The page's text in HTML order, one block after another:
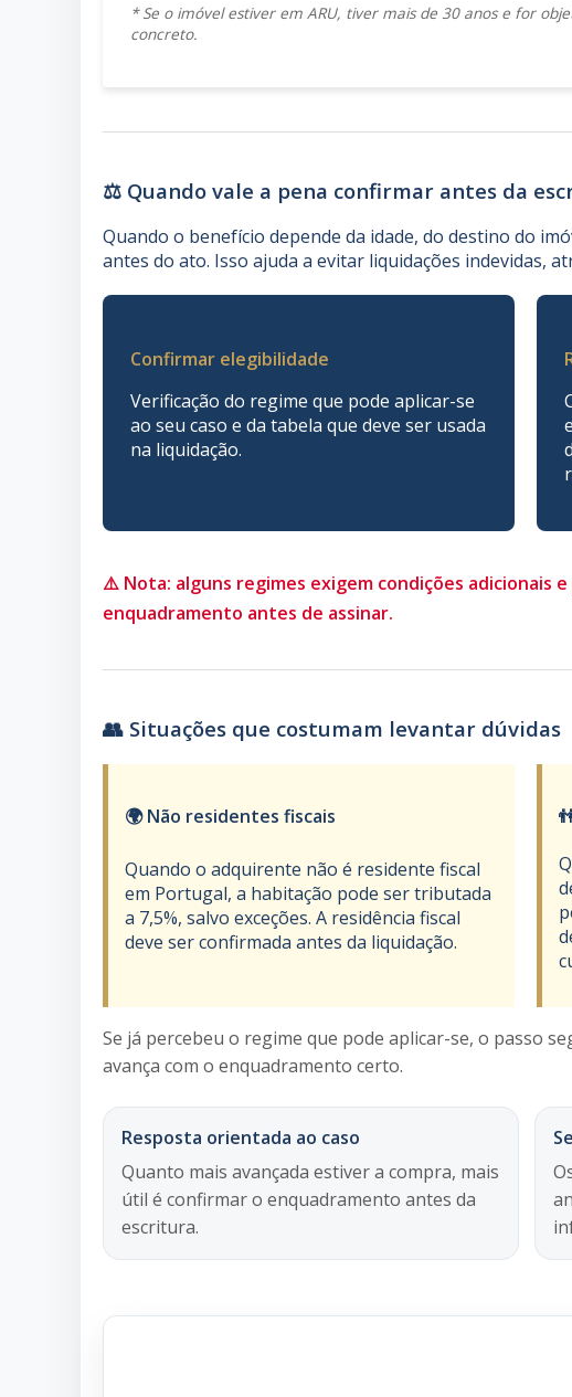
* Se o imóvel estiver em ARU, tiver mais de 30 anos e for
concreto.
⚖️ Quando vale a pena confirmar antes da
Quando o benefício depende da idade, do destino do
antes do ato. Isso ajuda a evitar liquidações indevidas,
Confirmar elegibilidade
Verificação do regime que pode aplicar-se
ao seu caso e da tabela que deve ser usada
na liquidação.
⚠️ Nota: alguns regimes exigem condições adicionais
enquadramento antes de assinar.
👥 Situações que costumam levantar dúvidas
🌍 Não residentes fiscais
Quando o adquirente não é residente fiscal
em Portugal, a habitação pode ser tributada
a 7,5%, salvo exceções. A residência fiscal
deve ser confirmada antes da liquidação.
Se já percebeu o regime que pode aplicar-se, o passo
avança com o enquadramento certo.
Resposta orientada ao caso
Quanto mais avançada estiver a compra, mais
útil é confirmar o enquadramento antes da
escritura.